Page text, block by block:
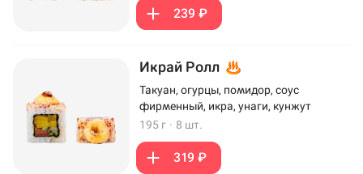
239 ₽
Икрай Ролл
Такуан, огурцы, помидор, соус
фирменный, икра, унаги, кунжут
195 г · 8 шт.
319 ₽